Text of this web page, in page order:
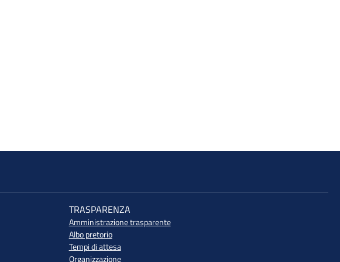
TRASPARENZA
Amministrazione trasparente
Albo pretorio
Tempi di attesa
Organizzazione